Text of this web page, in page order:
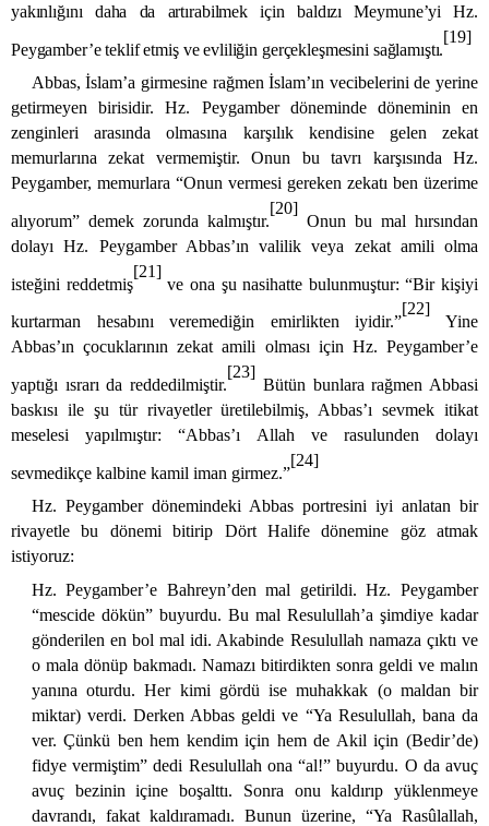
yakınlığını daha da artırabilmek için baldızıMeymune’yi Hz.
Peygamber’e teklif etmiş ve evliliğin gerçekleşmesini sağlamıştı.
[19]
Abbas, İslam’a girmesine rağmen İslam’ın vecibelerini de yerine
getirmeyen birisidir. Hz. Peygamber döneminde döneminin en
zenginleri arasında olmasına karşılık kendisine gelen zekat
memurlarına zekat vermemiştir. Onun bu tavrı karşısında Hz.
Peygamber, memurlara “Onun vermesi gereken zekatı ben üzerime
alıyorum” demek zorunda kalmıştır.
[20]
Onun bu mal hırsından
dolayı Hz. Peygamber Abbas’ın valilik veya zekat amili olma
isteğini reddetmiş
[21]
ve ona şu nasihatte bulunmuştur: “Bir kişiyi
kurtarman hesabını veremediğin emirlikten iyidir.”
[22]
Yine
Abbas’ın çocuklarının zekat amili olması için Hz. Peygamber’e
yaptığı ısrarı da reddedilmiştir.
[23]
Bütün bunlara rağmen Abbasi
baskısı ile şu tür rivayetler üretilebilmiş, Abbas’ı sevmek itikat
meselesi yapılmıştır: “Abbas’ı Allah ve rasulunden dolayı
sevmedikçe kalbine kamil iman girmez.”
[24]
Hz. Peygamber dönemindeki Abbas portresini iyi anlatan bir
rivayetle bu dönemi bitirip Dört Halife dönemine göz atmak
istiyoruz:
Hz. Peygamber’e Bahreyn’den mal getirildi. Hz. Peygamber
“mescide dökün” buyurdu. Bu mal Resulullah’a şimdiye kadar
gönderilen en bol mal idi. Akabinde Resulullah namaza çıktı ve
o mala dönüp bakmadı. Namazı bitirdikten sonra geldi ve malın
yanına oturdu. Her kimi gördü ise muhakkak (o maldan bir
miktar) verdi. Derken Abbas geldi ve “Ya Resulullah, bana da
ver. Çünkü ben hem kendim için hem de Akil için (Bedir’de)
fidye vermiştim” dedi Resulullah ona “al!” buyurdu. O da avuç
avuç bezinin içine boşalttı. Sonra onu kaldırıp yüklenmeye
davrandı, fakat kaldıramadı. Bunun üzerine, “Ya Rasûlallah,